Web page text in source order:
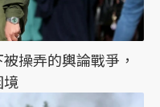
操弄的輿論戰爭，
境